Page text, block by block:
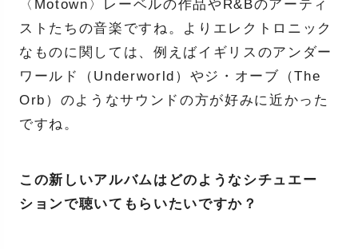
〈Motown〉レーベルの作品やR&Bのアーティ
ストたちの音楽ですね。よりエレクトロニック
なものに関しては、例えばイギリスのアンダー
ワールド（Underworld）やジ・オーブ（The
Orb）のようなサウンドの方が好みに近かった
ですね。
この新しいアルバムはどのようなシチュエー
ションで聴いてもらいたいですか？